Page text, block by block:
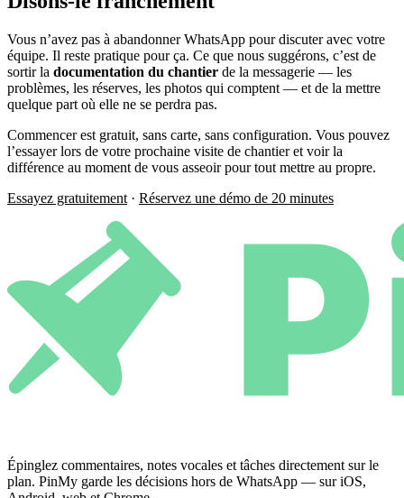
Vous n’avez pas à abandonner WhatsApp pour discuter avec votre
équipe. Il reste pratique pour ça. Ce que nous suggérons, c’est de
sortir la documentation du chantier de la messagerie — les
problèmes, les réserves, les photos qui comptent — et de la mettre
quelque part où elle ne se perdra pas.
Commencer est gratuit, sans carte, sans configuration. Vous pouvez
l’essayer lors de votre prochaine visite de chantier et voir la
différence au moment de vous asseoir pour tout mettre au propre.
Essayez gratuitement · Réservez une démo de 20 minutes
Épinglez commentaires, notes vocales et tâches directement sur le
plan. PinMy garde les décisions hors de WhatsApp — sur iOS,